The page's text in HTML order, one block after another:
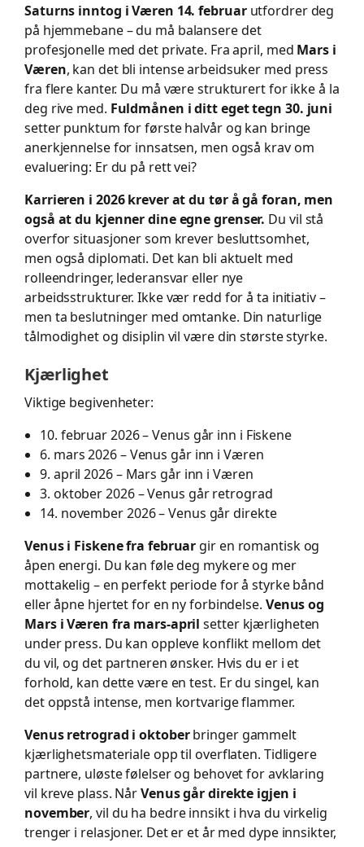
Saturns inntog i Væren 14. februarutfordrer deg
på hjemmebane – du må balansere det
profesjonelle med det private. Fra april, med Mars i
Væren, kan det bli intense arbeidsuker med press
fra flere kanter. Du må være strukturert for ikke å la
deg rive med. Fuldmånen i ditt eget tegn 30. juni
setter punktum for første halvår og kan bringe
anerkjennelse for innsatsen, men også krav om
evaluering: Er du på rett vei?
Karrieren i 2026 krever at du tør å gå foran, men
også at du kjenner dine egne grenser. Du vil stå
overfor situasjoner som krever besluttsomhet,
men også diplomati. Det kan bli aktuelt med
rolleendringer, lederansvar eller nye
arbeidsstrukturer. Ikke vær redd for å ta initiativ –
men ta beslutninger med omtanke. Din naturlige
tålmodighet og disiplin vil være din største styrke.
Kjærlighet
Viktige begivenheter:
10. februar 2026 – Venus går inn i Fiskene
6. mars 2026 – Venus går inn i Væren
9. april 2026 – Mars går inn i Væren
3. oktober 2026 – Venus går retrograd
14. november 2026 – Venus går direkte
Venus i Fiskene fra februar gir en romantisk og
åpen energi. Du kan føle deg mykere og mer
mottakelig – en perfekt periode for å styrke bånd
eller åpne hjertet for en ny forbindelse. Venus og
Mars i Væren fra mars-april setter kjærligheten
under press. Du kan oppleve konflikt mellom det
du vil, og det partneren ønsker. Hvis du er i et
forhold, kan dette være en test. Er du singel, kan
det oppstå intense, men kortvarige flammer.
Venus retrograd i oktoberbringer gammelt
kjærlighetsmateriale opp til overflaten. Tidligere
partnere, uløste følelser og behovet for avklaring
vil kreve plass. NårVenus går direkte igjen i
november, vil du ha bedre innsikt i hva du virkelig
trenger i relasjoner. Det er et år med dype innsikter,